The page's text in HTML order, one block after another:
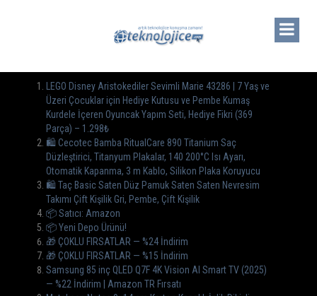
LEGO Disney Aristokediler Sevimli Marie 43286 | 7 Yaş ve
Üzeri Çocuklar için Hediye Kutusu ve Pembe Kumaş
Kurdele İçeren Oyuncak Yapım Seti, Hediye Fikri (369
Parça) – 1.298₺
🛍️ Cecotec Bamba RitualCare 890 Titanium Saç
Düzleştirici, Titanyum Plakalar, 140 200°C Isı Ayarı,
Otomatik Kapanma, 3 m Kablo, Silikon Plaka Koruyucu
🛍️ Taç Basic Saten Düz Pamuk Saten Saten Nevresim
Takımı Çift Kişilik Gri, Pembe, Çift Kişilik
📦 Satıcı: Amazon
📦 Yeni Depo Ürünü!
🎁 ÇOKLU FIRSATLAR — %24 İndirim
🎁 ÇOKLU FIRSATLAR — %15 İndirim
Samsung 85 inç QLED Q7F 4K Vision AI Smart TV (2025)
— %22 İndirim | Amazon TR Fırsatı